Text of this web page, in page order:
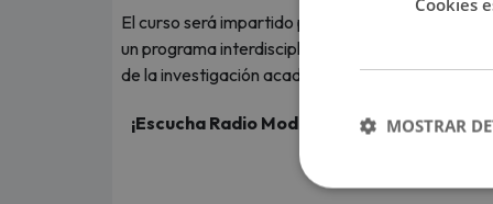
El curso será impartido por la profesora Taina
un programa interdisciplinario que busca ampliar
de la investigación académica, la cultura y el arte.
¡Escucha Radio Moda, te mueve, en vivo en
tus
MOSTRAR